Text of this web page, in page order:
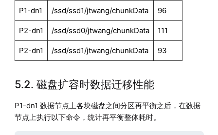
P1-dn1 /ssd/ssd1/jtwang/chunkData 96
P2-dn1 /ssd/ssd0/jtwang/chunkData 111
P2-dn1 /ssd/ssd1/jtwang/chunkData 93
5.2. 磁盘扩容时数据迁移性能
P1-dn1 数据节点上各块磁盘之间分区再平衡之后，在数据
节点上执行以下命令，统计再平衡整体耗时。